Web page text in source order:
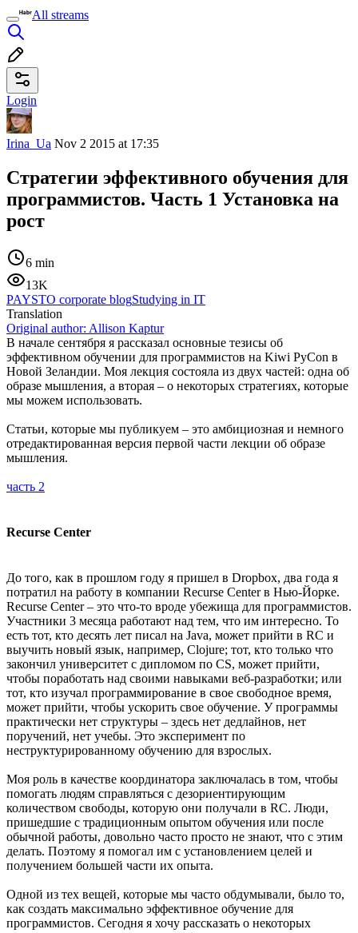
All streams
Login
Irina_Ua Nov 2 2015 at 17:35
Стратегии эффективного обучения для
программистов. Часть 1 Установка на
рост
6 min
13K
PAYSTO corporate blogStudying in IT
Translation
Original author: Allison Kaptur
В начале сентября я рассказал основные тезисы об
эффективном обучении для программистов на Kiwi PyCon в
Новой Зеландии. Моя лекция состояла из двух частей: одна об
образе мышления, а вторая – о некоторых стратегиях, которые
мы можем использовать.
Статьи, которые мы публикуем – это амбициозная и немного
отредактированная версия первой части лекции об образе
мышления.
часть 2
Recurse Center
До того, как в прошлом году я пришел в Dropbox, два года я
потратил на работу в компании Recurse Center в Нью-Йорке.
Recurse Center – это что-то вроде убежища для программистов.
Участники 3 месяца работают над тем, что им интересно. То
есть тот, кто десять лет писал на Java, может прийти в RC и
выучить новый язык, например, Clojure; тот, кто только что
закончил университет с дипломом по CS, может прийти,
чтобы поработать над своими навыками веб-разработки; или
тот, кто изучал программирование в свое свободное время,
может прийти, чтобы ускорить свое обучение. У программы
практически нет структуры – здесь нет дедлайнов, нет
поручений, нет учебы. Это эксперимент по
неструктурированному обучению для взрослых.
Моя роль в качестве координатора заключалась в том, чтобы
помогать людям справляться с дезориентирующим
количеством свободы, которую они получали в RC. Люди,
пришедшие с традиционным опытом обучения или после
обычной работы, довольно часто просто не знают, что с этим
делать. Поэтому я помогал им с установлением целей и
получением большей части их опыта.
Одной из тех вещей, которые мы часто обдумывали, было то,
как создать максимально эффективное обучение для
программистов. Сегодня я хочу рассказать о некоторых